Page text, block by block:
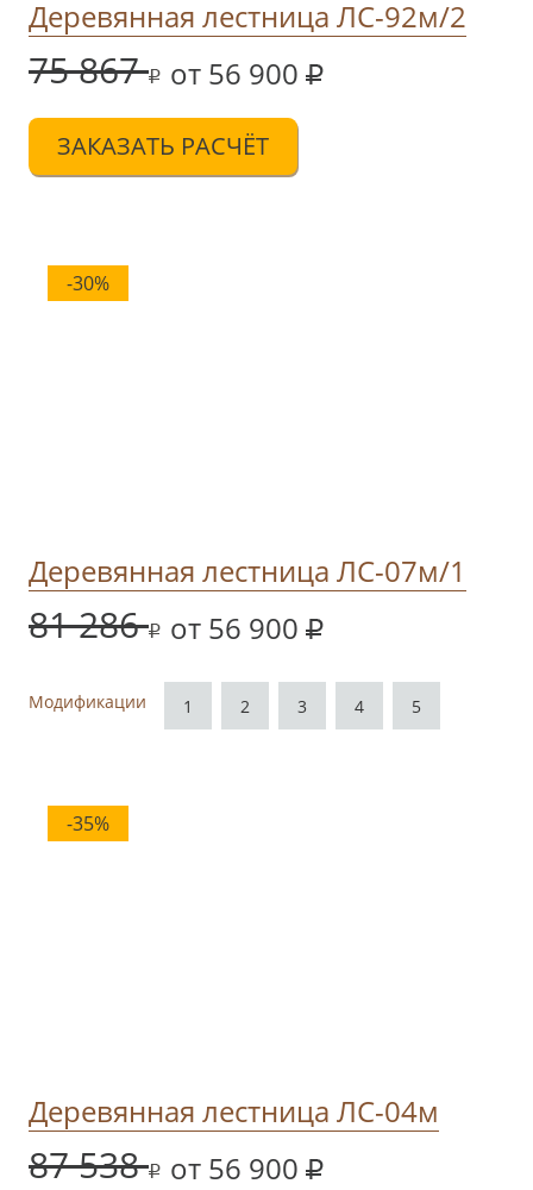
Деревянная лестница ЛС-92м/2
75 867 от 56 900
ЗАКАЗАТЬ РАСЧЁТ
-30%
Деревянная лестница ЛС-07м/1
81 286 от 56 900
Модификации 1 2 3 4 5
-35%
Деревянная лестница ЛС-04м
87 538 от 56 900